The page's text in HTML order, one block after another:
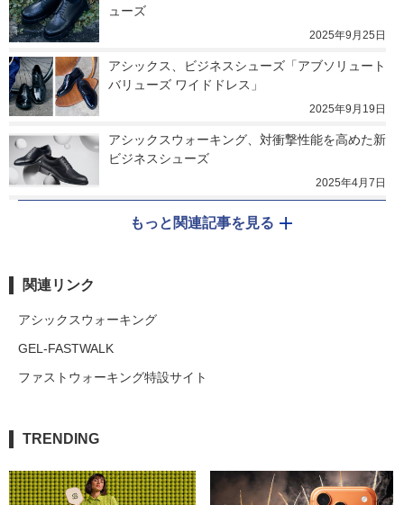
ューズ
2025年9月25日
アシックス、ビジネスシューズ「アブソリュート
バリューズ ワイドドレス」
2025年9月19日
アシックスウォーキング、対衝撃性能を高めた新
ビジネスシューズ
2025年4月7日
もっと関連記事を見る
関連リンク
アシックスウォーキング
GEL-FASTWALK
ファストウォーキング特設サイト
TRENDING